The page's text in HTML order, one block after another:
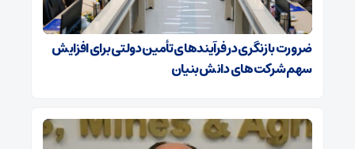
ضرورت بازنگری در فرآیندهای تأمین دولتی برای افزایش
سهم شرکت‌های دانش‌بنیان